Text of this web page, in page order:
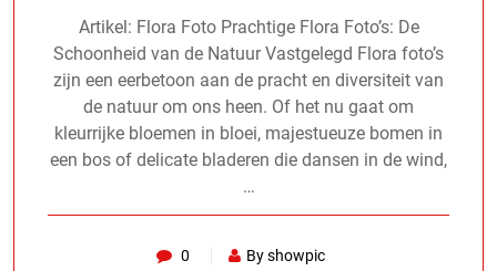
Artikel: Flora Foto Prachtige Flora Foto’s: De
Schoonheid van de Natuur Vastgelegd Flora foto’s
zijn een eerbetoon aan de pracht en diversiteit van
de natuur om ons heen. Of het nu gaat om
kleurrijke bloemen in bloei, majestueuze bomen in
een bos of delicate bladeren die dansen in de wind,
…
0 By showpic